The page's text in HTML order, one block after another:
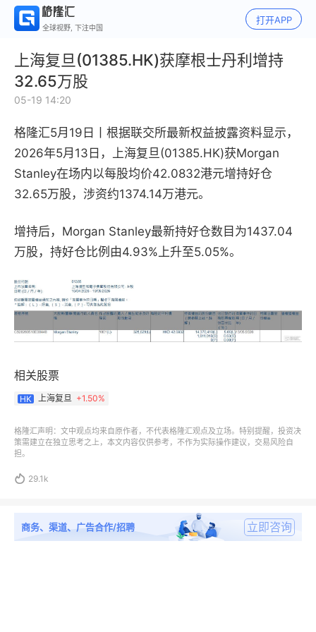
全球视野, 下注中国
打开APP
上海复旦(01385.HK)获摩根士丹利增持
32.65万股
05-19 14:20
格隆汇5月19日丨 根据联交所最新权益披露资料显示，
2026年5月13日，上海复旦(01385.HK)获Morgan
Stanley在场内以每股均价42.0832港元增持好仓
32.65万股，涉资约1374.14万港元。
增持后，Morgan Stanley最新持好仓数目为1437.04
万股，持好仓比例由4.93%上升至5.05%。
相关股票
HK 上海复旦 +1.50%
格隆汇声明：文中观点均来自原作者，不代表格隆汇观点及立场。特别提醒，投资决
策需建立在独立思考之上，本文内容仅供参考，不作为实际操作建议，交易风险自
担。
 29.1k
商务、渠道、广告合作/招聘 立即咨询